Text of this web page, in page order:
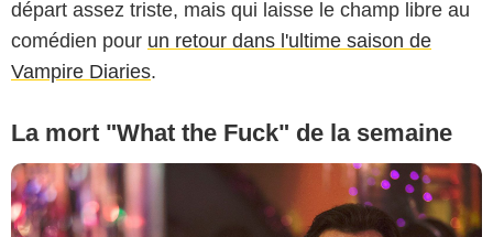
départ assez triste, mais qui laisse le champ libre au
comédien pour un retour dans l'ultime saison de
Vampire Diaries.
La mort "What the Fuck" de la semaine